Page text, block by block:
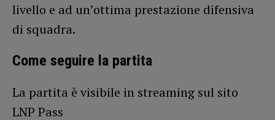
livello e ad un’ottima prestazione difensiva
di squadra.
Come seguire la partita
La partita è visibile in streaming sul sito
LNP Pass